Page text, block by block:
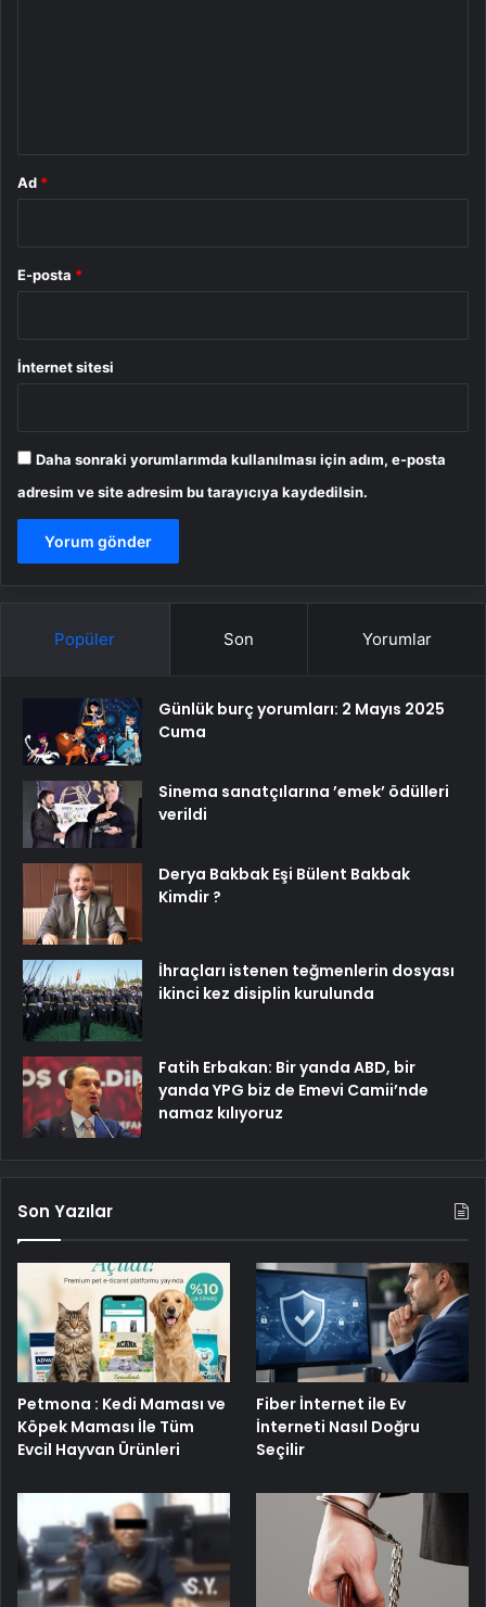
Ad *
E-posta *
İnternet sitesi
Daha sonraki yorumlarımda kullanılması için adım, e-posta
adresim ve site adresim bu tarayıcıya kaydedilsin.
Popüler Son Yorumlar
Günlük burç yorumları: 2 Mayıs 2025
Cuma
Sinema sanatçılarına ’emek’ ödülleri
verildi
Derya Bakbak Eşi Bülent Bakbak
Kimdir ?
İhraçları istenen teğmenlerin dosyası
ikinci kez disiplin kurulunda
Fatih Erbakan: Bir yanda ABD, bir
yanda YPG biz de Emevi Camii’nde
namaz kılıyoruz
Son Yazılar
Petmona : Kedi Maması ve
Köpek Maması İle Tüm
Evcil Hayvan Ürünleri
Fiber İnternet ile Ev
İnterneti Nasıl Doğru
Seçilir